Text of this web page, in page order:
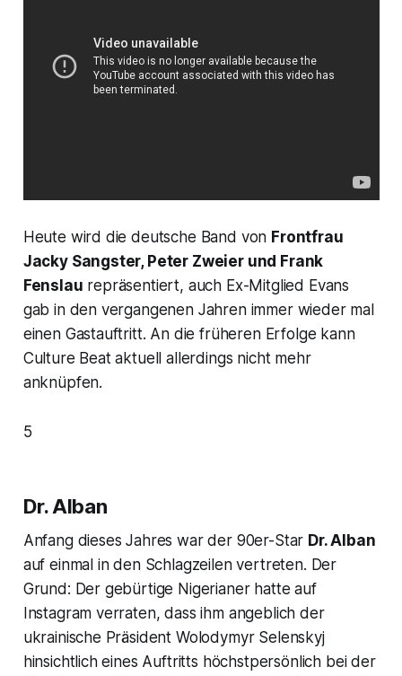
Heute wird die deutsche Band von Frontfrau
Jacky Sangster, Peter Zweier und Frank
Fenslau repräsentiert, auch Ex-Mitglied Evans
gab in den vergangenen Jahren immer wieder mal
einen Gastauftritt. An die früheren Erfolge kann
Culture Beat aktuell allerdings nicht mehr
anknüpfen.
5
Dr. Alban
Anfang dieses Jahres war der 90er-Star Dr. Alban
auf einmal in den Schlagzeilen vertreten. Der
Grund: Der gebürtige Nigerianer hatte auf
Instagram verraten, dass ihm angeblich der
ukrainische Präsident Wolodymyr Selenskyj
hinsichtlich eines Auftritts höchstpersönlich bei der